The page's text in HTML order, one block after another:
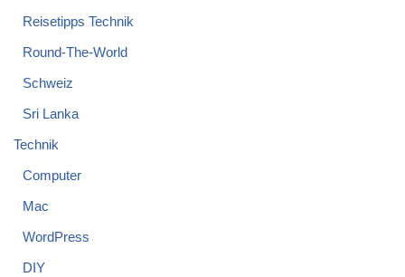
Reisetipps Technik
Round-The-World
Schweiz
Sri Lanka
Technik
Computer
Mac
WordPress
DIY